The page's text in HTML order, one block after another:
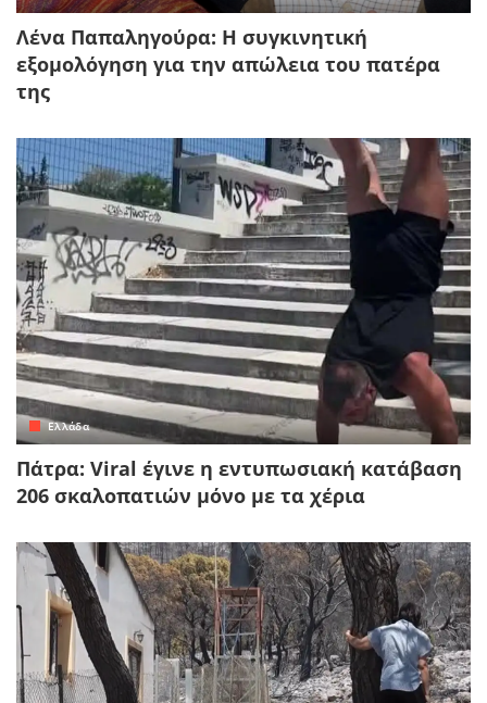
Λένα Παπαληγούρα: Η συγκινητική
εξομολόγηση για την απώλεια του πατέρα
της
Ελλάδα
Πάτρα: Viral έγινε η εντυπωσιακή κατάβαση
206 σκαλοπατιών μόνο με τα χέρια